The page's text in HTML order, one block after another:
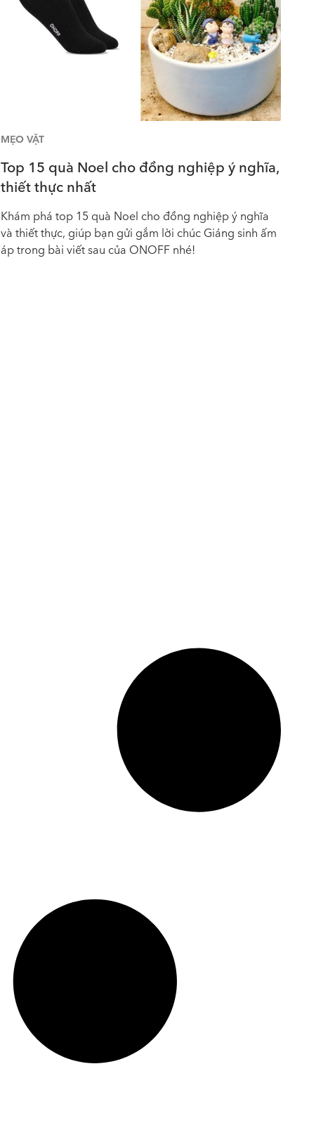
MẸO VẶT
Top 15 quà Noel cho đồng nghiệp ý nghĩa,
thiết thực nhất
Khám phá top 15 quà Noel cho đồng nghiệp ý nghĩa
và thiết thực, giúp bạn gửi gắm lời chúc Giáng sinh ấm
áp trong bài viết sau của ONOFF nhé!